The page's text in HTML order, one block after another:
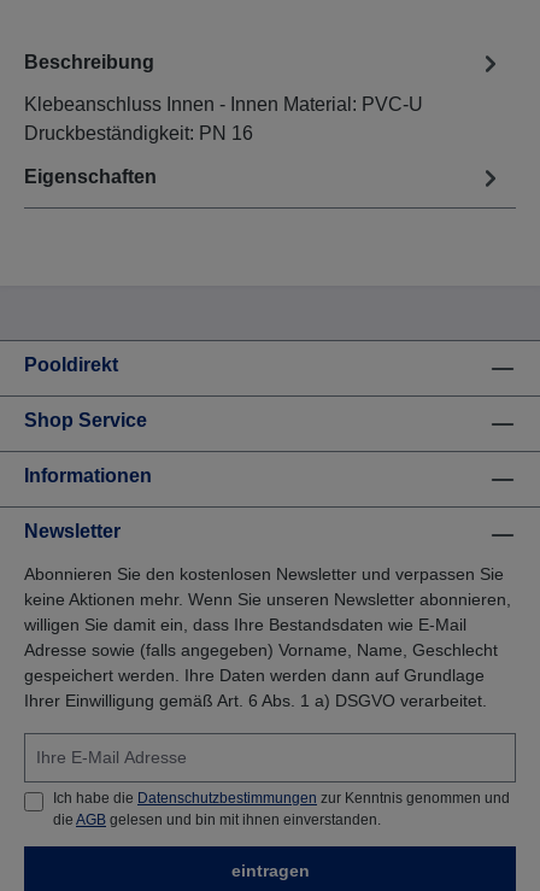
Beschreibung
Klebeanschluss Innen - Innen Material: PVC-U
Druckbeständigkeit: PN 16
Eigenschaften
Pooldirekt
Shop Service
Informationen
Newsletter
Abonnieren Sie den kostenlosen Newsletter und verpassen Sie
keine Aktionen mehr. Wenn Sie unseren Newsletter abonnieren,
willigen Sie damit ein, dass Ihre Bestandsdaten wie E-Mail
Adresse sowie (falls angegeben) Vorname, Name, Geschlecht
gespeichert werden. Ihre Daten werden dann auf Grundlage
Ihrer Einwilligung gemäß Art. 6 Abs. 1 a) DSGVO verarbeitet.
Ich habe die Datenschutzbestimmungen zur Kenntnis genommen und
die AGB gelesen und bin mit ihnen einverstanden.
eintragen